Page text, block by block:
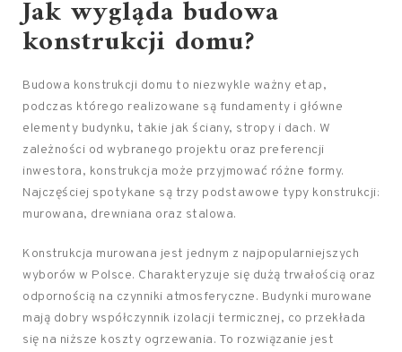
Jak wygląda budowa
konstrukcji domu?
Budowa konstrukcji domu to niezwykle ważny etap,
podczas którego realizowane są fundamenty i główne
elementy budynku, takie jak ściany, stropy i dach. W
zależności od wybranego projektu oraz preferencji
inwestora, konstrukcja może przyjmować różne formy.
Najczęściej spotykane są trzy podstawowe typy konstrukcji:
murowana, drewniana oraz stalowa.
Konstrukcja murowana jest jednym z najpopularniejszych
wyborów w Polsce. Charakteryzuje się dużą trwałością oraz
odpornością na czynniki atmosferyczne. Budynki murowane
mają dobry współczynnik izolacji termicznej, co przekłada
się na niższe koszty ogrzewania. To rozwiązanie jest